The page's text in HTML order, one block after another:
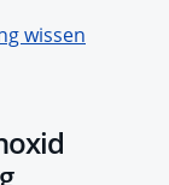
wissen